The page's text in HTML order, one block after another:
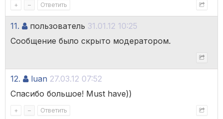
+ – Ответить
11. пользователь 31.01.12 10:25
Сообщение было скрыто модератором.
12. luan 27.03.12 07:52
Спасибо большое! Must have))
+ – Ответить